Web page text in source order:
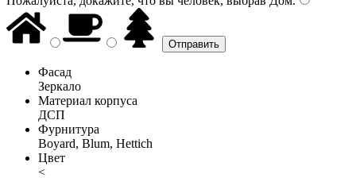
Фасад
Зеркало
Материал корпуса
ДСП
Фурнитура
Boyard, Blum, Hettich
Цвет
<